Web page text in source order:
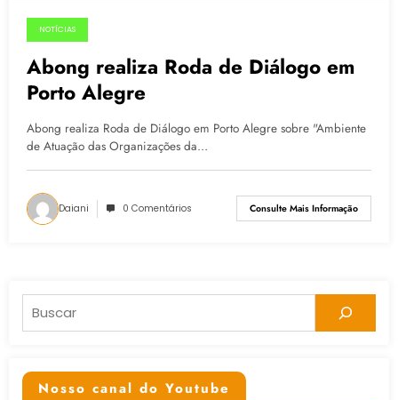
28.04.2015
NOTÍCIAS
Abong realiza Roda de Diálogo em
Porto Alegre
Abong realiza Roda de Diálogo em Porto Alegre sobre "Ambiente
de Atuação das Organizações da…
Daiani 0 Comentários Consulte Mais Informação
Pesquisar
Nosso canal do Youtube